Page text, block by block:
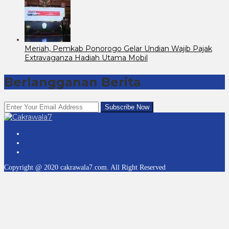
Meriah, Pemkab Ponorogo Gelar Undian Wajib Pajak
Extravaganza Hadiah Utama Mobil
Berlangganan Berita
Copyright @ 2020 cakrawala7.com. All Right Reserved